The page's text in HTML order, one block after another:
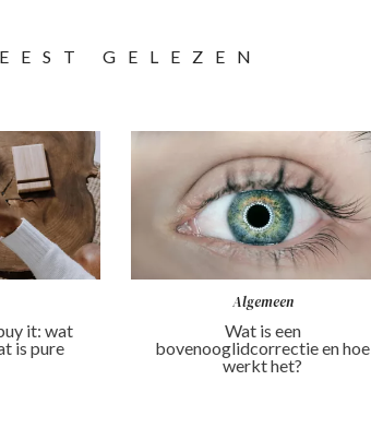
GELEZEN
it: wat
is pure
Algemeen
Wat is een
bovenooglidcorrectie en hoe
werkt het?